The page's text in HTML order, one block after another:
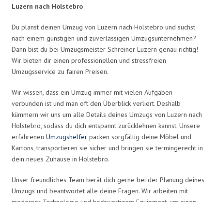
Luzern nach Holstebro
Du planst deinen Umzug von Luzern nach Holstebro und suchst
nach einem günstigen und zuverlässigen Umzugsunternehmen?
Dann bist du bei Umzugsmeister Schreiner Luzern genau richtig!
Wir bieten dir einen professionellen und stressfreien
Umzugsservice zu fairen Preisen.
Wir wissen, dass ein Umzug immer mit vielen Aufgaben
verbunden ist und man oft den Überblick verliert. Deshalb
kümmern wir uns um alle Details deines Umzugs von Luzern nach
Holstebro, sodass du dich entspannt zurücklehnen kannst. Unsere
erfahrenen Umzugshelfer packen sorgfältig deine Möbel und
Kartons, transportieren sie sicher und bringen sie termingerecht in
dein neues Zuhause in Holstebro.
Unser freundliches Team berät dich gerne bei der Planung deines
Umzugs und beantwortet alle deine Fragen. Wir arbeiten mit